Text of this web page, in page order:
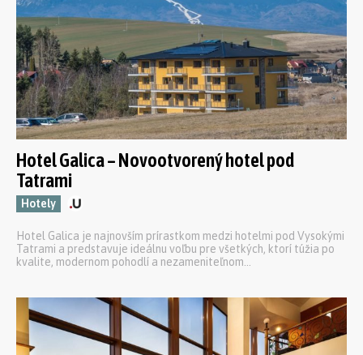
Hotel Galica – Novootvorený hotel pod
Tatrami
Hotely
Hotel Galica je najnovším prírastkom medzi hotelmi pod Vysokými
Tatrami a predstavuje ideálnu voľbu pre všetkých, ktorí túžia po
kvalite, modernom pohodlí a nezameniteľnom...